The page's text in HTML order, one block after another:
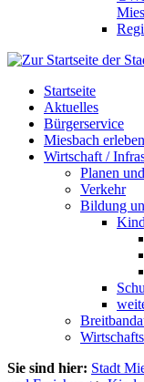
Startseite
Aktuelles
Bürgerservice
Miesbach erleben
Wirtschaft /
Planen
Verkehr
Bildung
Sie sind hier: Stadt